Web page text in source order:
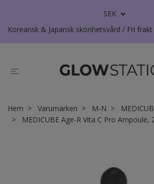
SEK
Koreansk & Japansk skönhetsvård / Fri
Hem Varumärken M-N
MEDICUBE Age-R Vita C Pro Ampoule,